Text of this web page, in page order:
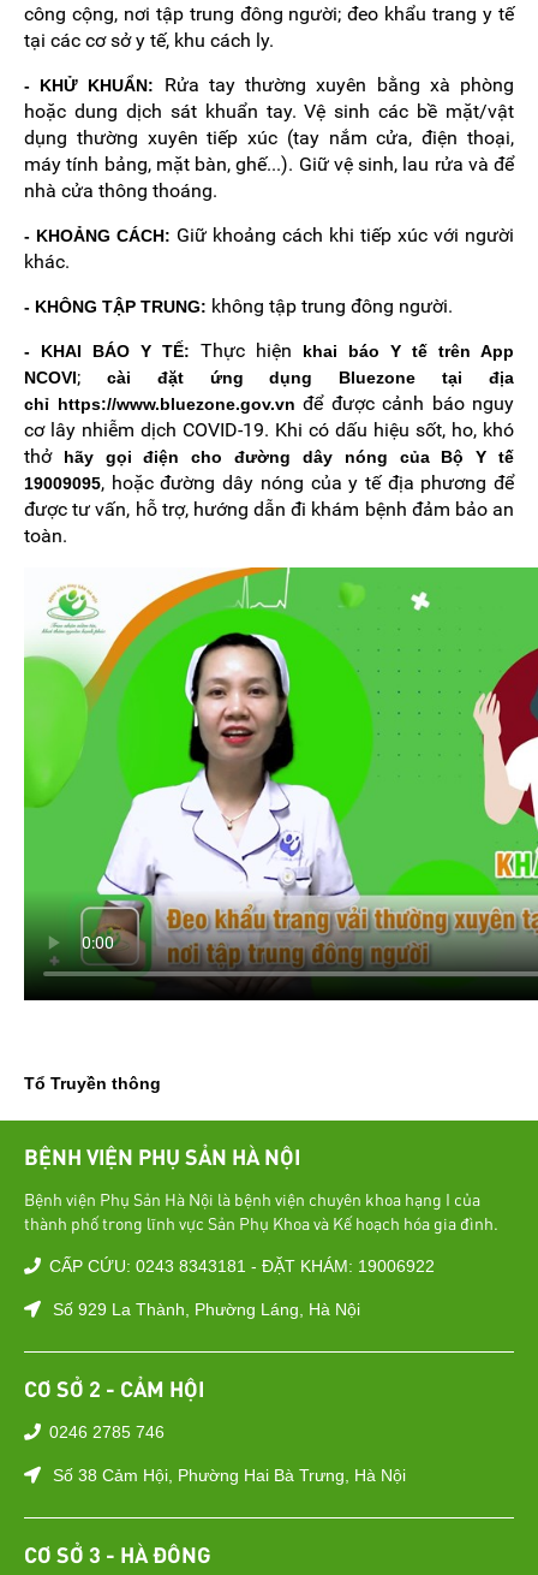
công cộng, nơi tập trung đông người; đeo khẩu trang y tế
tại các cơ sở y tế, khu cách ly.
- KHỬ KHUẨN:
Rửa tay thường xuyên bằng xà phòng
hoặc dung dịch sát khuẩn tay. Vệ sinh các bề mặt/vật
dụng thường xuyên tiếp xúc (tay nắm cửa, điện thoại,
máy tính bảng, mặt bàn, ghế...). Giữ vệ sinh, lau rửa và để
nhà cửa thông thoáng.
- KHOẢNG CÁCH: Giữ khoảng cách khi tiếp xúc với người
khác.
- KHÔNG TẬP TRUNG: không tập trung đông người.
- KHAI BÁO Y TẾ: Thực hiện
khai báo Y tế trên App
NCOVI;
cài đặt ứng dụng Bluezone tại địa
chỉ https://www.bluezone.gov.vn để được cảnh báo nguy
cơ lây nhiễm dịch COVID-19. Khi có dấu hiệu sốt, ho, khó
thở
hãy gọi điện cho đường dây nóng của Bộ Y tế
19009095, hoặc đường dây nóng của y tế địa phương để
được tư vấn, hỗ trợ, hướng dẫn đi khám bệnh đảm bảo an
toàn.
Tổ Truyền thông
BỆNH VIỆN PHỤ SẢN HÀ NỘI
Bệnh viện Phụ Sản Hà Nội là bệnh viện chuyên khoa hạng I của
thành phố trong lĩnh vực Sản Phụ Khoa và Kế hoạch hóa gia đình.
CẤP CỨU: 0243 8343181 - ĐẶT KHÁM: 19006922
Số 929 La Thành, Phường Láng, Hà Nội
CƠ SỞ 2 - CẢM HỘI
0246 2785 746
Số 38 Cảm Hội, Phường Hai Bà Trưng, Hà Nội
CƠ SỞ 3 - HÀ ĐÔNG